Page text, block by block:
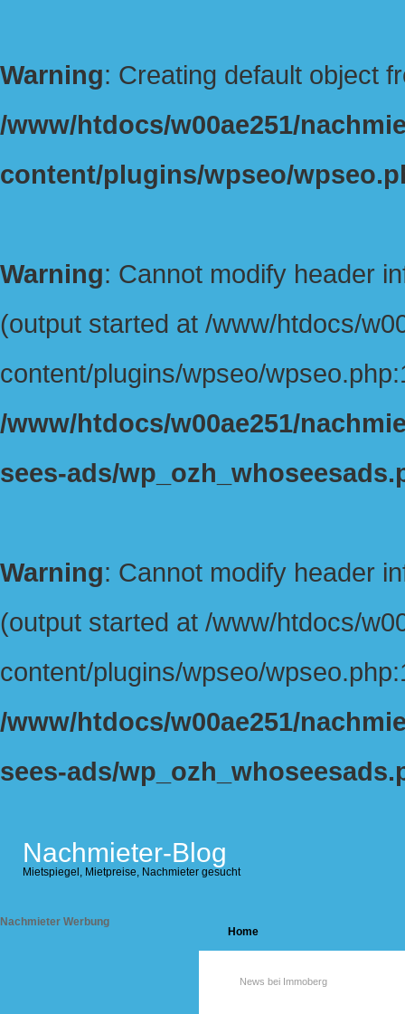
Warning: Creating default object
/www/htdocs/w00ae251/
content/plugins/wpseo/
Warning: Cannot modify header
(output started at /www/htdocs/
content/plugins/wpseo/
/www/htdocs/w00ae251/
sees-ads/
Warning: Cannot modify header
(output started at /www/htdocs/
content/plugins/wpseo/
/www/htdocs/w00ae251/
sees-ads/
Nachmieter-Blog
Mietspiegel, Mietpreise, Nachmieter gesucht
Nachmieter Werbung
Home
News bei Immoberg